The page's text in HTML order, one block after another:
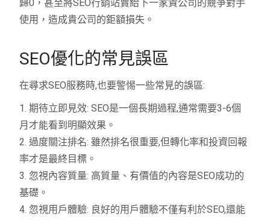
歸0，甚至將SEO行銷站賣給下一家貴公司的競爭對手
使用，造成貴公司的鉅額損失。
SEO優化的常見誤區
在尋求SEO服務時,也要警惕一些常見的誤區:
1. 期待立即見效: SEO是一個長期過程,通常需要3-6個
月才能看到明顯效果。
2. 過度關注排名: 雖然排名很重要,但轉化率和投資回報
率才是最終目標。
3. 忽視內容質量: 高質量、有價值的內容是SEO成功的
基礎。
4. 忽視用戶體驗: 良好的用戶體驗不僅有利於SEO,還能